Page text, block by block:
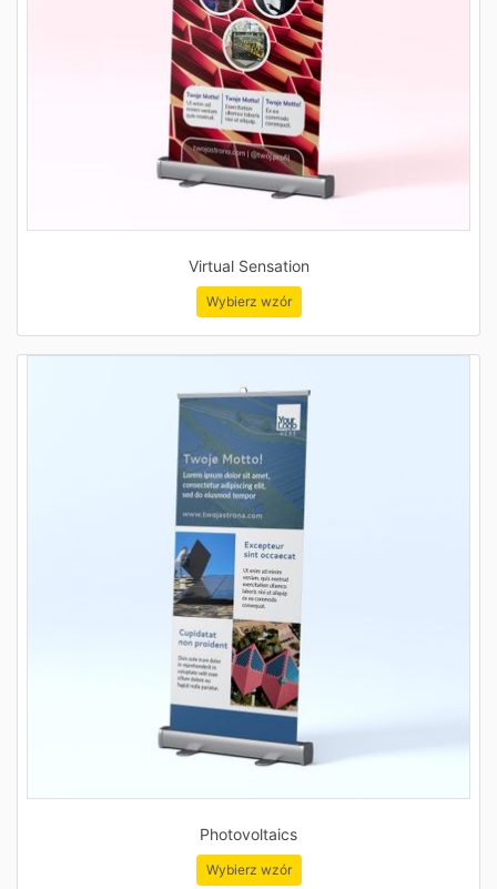
Virtual Sensation
Wybierz wzór
Photovoltaics
Wybierz wzór